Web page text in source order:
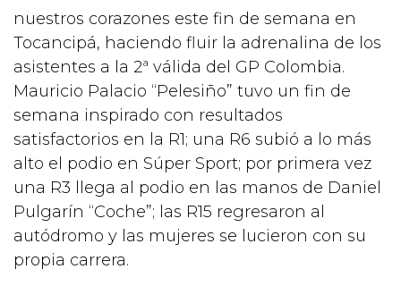
nuestros corazones este fin de semana en
Tocancipá, haciendo fluir la adrenalina de los
asistentes a la 2ª válida del GP Colombia.
Mauricio Palacio “Pelesiño” tuvo un fin de
semana inspirado con resultados
satisfactorios en la R1; un​a R6 subió a lo más
alto el podio en Súper Sport; por primera vez
una R3 llega al podio en las manos de Daniel
Pulgarín “Coche”; las R15 regresaron al
autódromo y las mujeres se lucieron con su
propia carrera.